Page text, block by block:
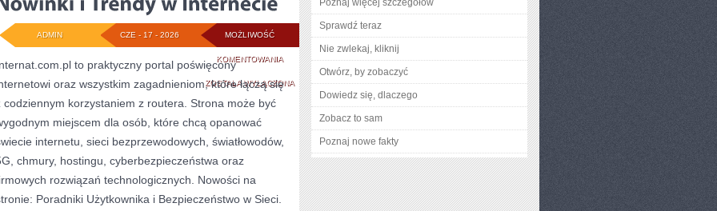
MOŻLIWOŚĆ
KOMENTOWANIANOWINKI
I
TRENDY
INTERNECIE
ZOSTAŁA WYŁĄCZONA
CZE - 17 - 2026
ADMIN
to praktyczny portal poświęcony
oraz wszystkim zagadnieniom, które łączą się
codziennym korzystaniem z routera. Strona może być
miejscem dla osób, które chcą opanować
internetu, sieci bezprzewodowych, światłowodów,
chmury, hostingu, cyberbezpieczeństwa oraz
rozwiązań technologicznych. Nowości na
Poradniki Użytkownika i Bezpieczeństwo w Sieci.
Poznaj więcej szczegółów
Sprawdź teraz
Nie zwlekaj, kliknij
Otwórz, by zobaczyć
Dowiedz się, dlaczego
Zobacz to sam
Poznaj nowe fakty